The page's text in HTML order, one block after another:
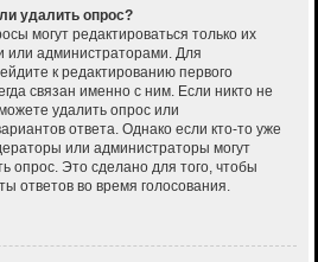
удалить опрос?
могут редактироваться только их
или администраторами. Для
к редактированию первого
связан именно с ним. Если никто не
удалить опрос или
ответа. Однако если кто-то уже
или администраторы могут
опрос. Это сделано для того, чтобы
ответов во время голосования.